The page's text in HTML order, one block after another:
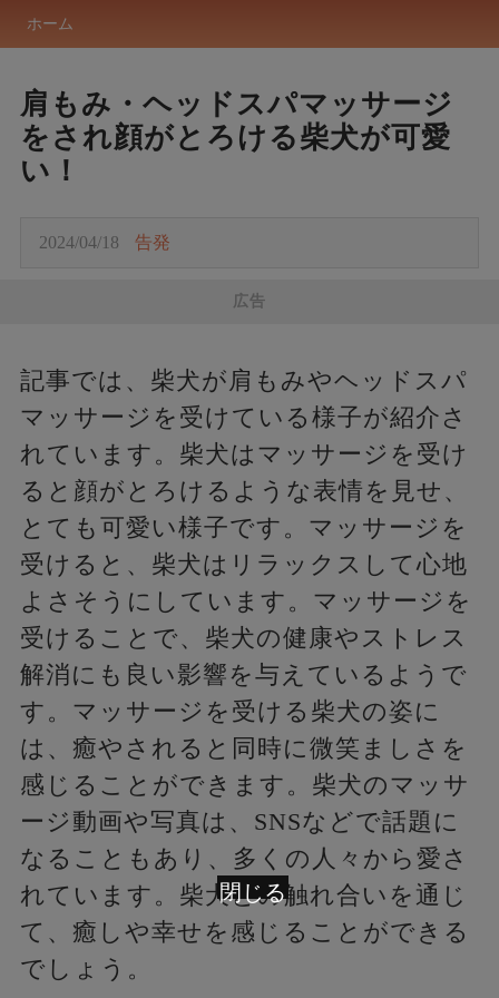
ホーム
肩もみ・ヘッドスパマッサージ
をされ顔がとろける柴犬が可愛
い！
2024/04/18 告発
広告
記事では、柴犬が肩もみやヘッドスパ
マッサージを受けている様子が紹介さ
れています。柴犬はマッサージを受け
ると顔がとろけるような表情を見せ、
とても可愛い様子です。マッサージを
受けると、柴犬はリラックスして心地
よさそうにしています。マッサージを
受けることで、柴犬の健康やストレス
解消にも良い影響を与えているようで
す。マッサージを受ける柴犬の姿に
は、癒やされると同時に微笑ましさを
感じることができます。柴犬のマッサ
ージ動画や写真は、SNSなどで話題に
なることもあり、多くの人々から愛さ
れています。柴犬との触れ合いを通じ
て、癒しや幸せを感じることができる
でしょう。
閉じる